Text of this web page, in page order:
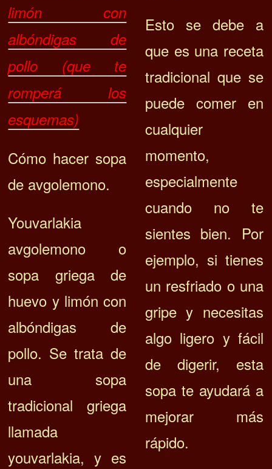
limón con
albóndigas de
pollo (que te
romperá los
esquemas)
Cómo hacer sopa
de avgolemono.
Youvarlakia
avgolemono o
sopa griega de
huevo y limón con
albóndigas de
pollo. Se trata de
una sopa
tradicional griega
llamada
youvarlakia, y es
Esto se debe a
que es una receta
tradicional que se
puede comer en
cualquier
momento,
especialmente
cuando no te
sientes bien. Por
ejemplo, si tienes
un resfriado o una
gripe y necesitas
algo ligero y fácil
de digerir, esta
sopa te ayudará a
mejorar más
rápido.